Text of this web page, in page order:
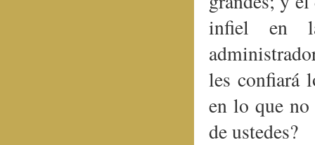
infiel en
les confiará
en lo que no
de ustedes?